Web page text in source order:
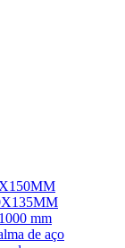
mm
de aço